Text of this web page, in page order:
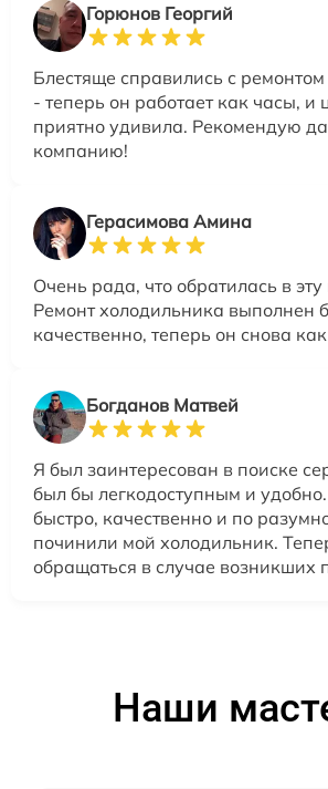
Горюнов Георгий
Блестяще справились с
- теперь он работает как часы, и
приятно удивила. Рекомендую
компанию!
Герасимова Амина
Очень рада, что обратилась в
Ремонт холодильника выполнен
качественно, теперь он снова
Богданов Матвей
Я был заинтересован в поиске
был бы легкодоступным и
быстро, качественно и по
починили мой холодильник.
обращаться в случае возникших
Наши